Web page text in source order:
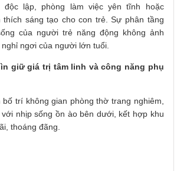
độc lập, phòng làm việc yên tĩnh hoặc
thích sáng tạo cho con trẻ. Sự phân tầng
của người trẻ năng động không ảnh
ngơi của người lớn tuổi.
giữ giá trị tâm linh và công năng phụ
bố trí không gian phòng thờ trang nghiêm,
nhịp sống ồn ào bên dưới, kết hợp khu
thoáng đãng.